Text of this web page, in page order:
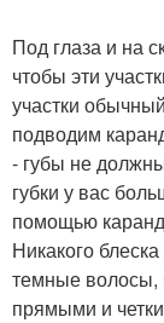
Под глаза и на
чтобы эти
участки
подводим
- губы не
губки у вас
помощью
Никакого
темные
прямыми и